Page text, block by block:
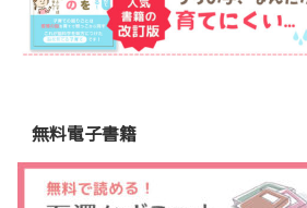
無料電子書籍